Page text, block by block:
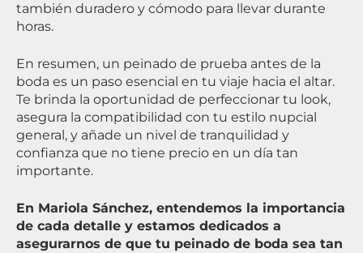
también duradero y cómodo para llevar durante
horas.
En resumen, un peinado de prueba antes de la
boda es un paso esencial en tu viaje hacia el altar.
Te brinda la oportunidad de perfeccionar tu look,
asegura la compatibilidad con tu estilo nupcial
general, y añade un nivel de tranquilidad y
confianza que no tiene precio en un día tan
importante.
En Mariola Sánchez, entendemos la importancia
de cada detalle y estamos dedicados a
asegurarnos de que tu peinado de boda sea tan